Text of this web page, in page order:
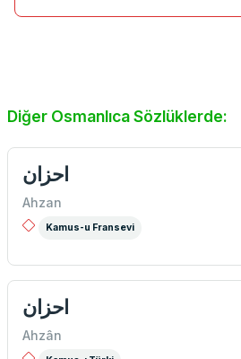
Diğer Osmanlıca Sözlüklerde:
احزان
Ahzan
Kamus-u Fransevi
احزان
Ahzân